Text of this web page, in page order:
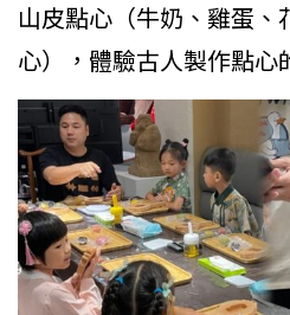
山皮點心（牛奶、雞蛋、
心），體驗古人製作點心